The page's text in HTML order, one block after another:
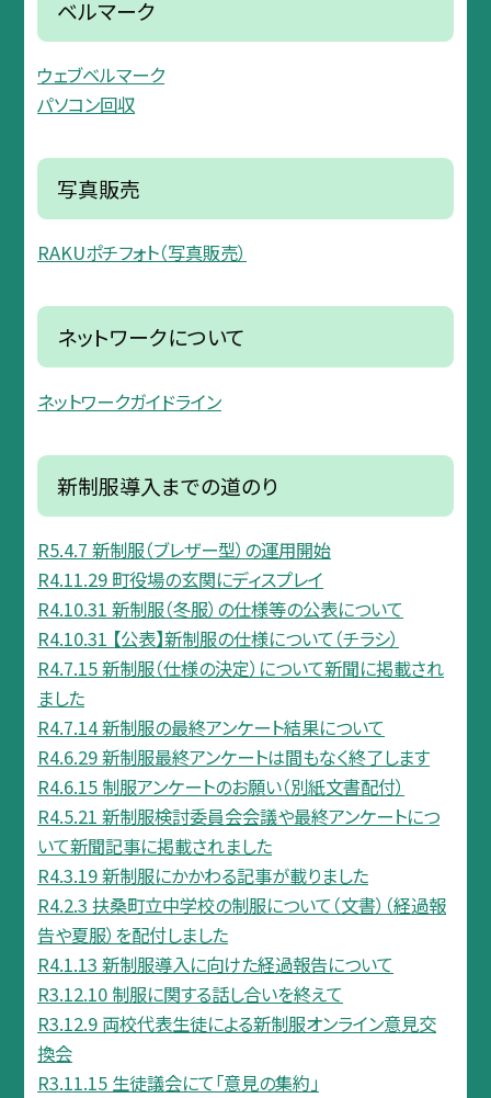
ベルマーク
ウェブベルマーク
パソコン回収
写真販売
RAKUポチフォト（写真販売）
ネットワークについて
ネットワークガイドライン
新制服導入までの道のり
R5.4.7 新制服（ブレザー型）の運用開始
R4.11.29 町役場の玄関にディスプレイ
R4.10.31 新制服（冬服）の仕様等の公表について
R4.10.31 【公表】新制服の仕様について（チラシ）
R4.7.15 新制服（仕様の決定）について新聞に掲載され
ました
R4.7.14 新制服の最終アンケート結果について
R4.6.29 新制服最終アンケートは間もなく終了します
R4.6.15 制服アンケートのお願い（別紙文書配付）
R4.5.21 新制服検討委員会会議や最終アンケートにつ
いて新聞記事に掲載されました
R4.3.19 新制服にかかわる記事が載りました
R4.2.3 扶桑町立中学校の制服について（文書）（経過報
告や夏服）を配付しました
R4.1.13 新制服導入に向けた経過報告について
R3.12.10 制服に関する話し合いを終えて
R3.12.9 両校代表生徒による新制服オンライン意見交
換会
R3.11.15 生徒議会にて「意見の集約」